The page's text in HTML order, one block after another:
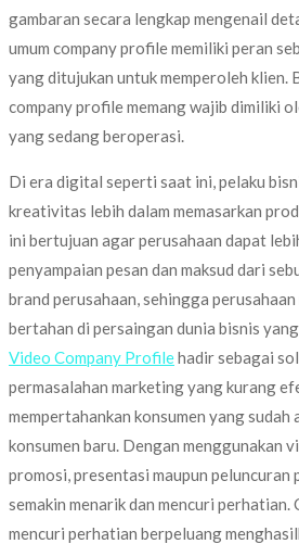
gambaran secara lengkap mengenail
umum company profile memiliki peran
yang ditujukan untuk memperoleh klien.
company profile memang wajib dimiliki
yang sedang beroperasi.
Di era digital seperti saat ini, pelaku
kreativitas lebih dalam memasarkan
ini bertujuan agar perusahaan dapat
penyampaian pesan dan maksud dari
brand perusahaan, sehingga
bertahan di persaingan dunia bisnis
Video Company Profilehadir sebagai
permasalahan marketing yang kurang
mempertahankan konsumen yang sudah
konsumen baru. Dengan menggunakan
promosi, presentasi maupun peluncuran
semakin menarik dan mencuri
mencuri perhatian berpeluang